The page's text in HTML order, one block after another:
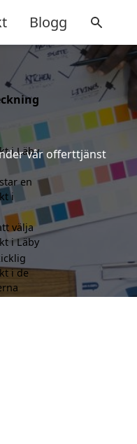
Blogg
vår offerttjänst
i Läby
en
i
välja
i Läby
i de